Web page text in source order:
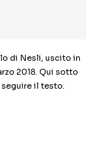
di Nesli, uscito in
2018. Qui sotto
seguire il testo.